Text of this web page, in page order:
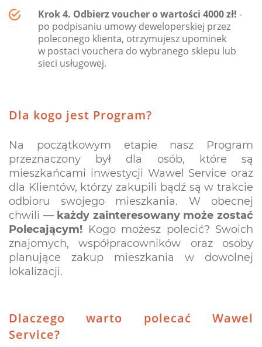
Krok 4. Odbierz voucher o wartości 4000 zł! -
po podpisaniu umowy deweloperskiej przez
poleconego klienta, otrzymujesz upominek
w postaci vouchera do wybranego sklepu lub
sieci usługowej.
Dla kogo jest Program?
Na początkowym etapie nasz Program
przeznaczony był dla osób, które są
mieszkańcami inwestycji Wawel Service oraz
dla Klientów, którzy zakupili bądź są w trakcie
odbioru swojego mieszkania. W obecnej
chwili — każdy zainteresowany może zostać
Polecającym! Kogo możesz polecić? Swoich
znajomych, współpracowników oraz osoby
planujące zakup mieszkania w dowolnej
lokalizacji.
Dlaczego warto polecać Wawel
Service?